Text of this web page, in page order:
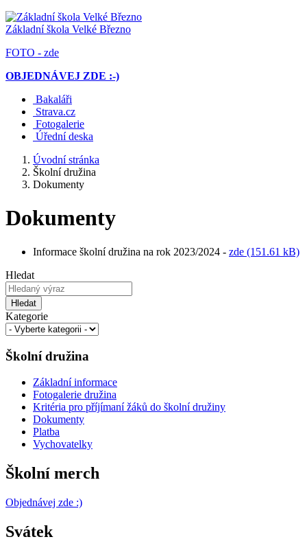
Základní škola Velké Březno
FOTO - zde
OBJEDNÁVEJ ZDE :-)
Bakaláři
Strava.cz
Fotogalerie
Úřední deska
Úvodní stránka
Školní družina
Dokumenty
Dokumenty
Informace školní družina na rok 2023/2024 - zde (151.61 kB)
Hledat
Hledat
Kategorie
Školní družina
Základní informace
Fotogalerie družina
Kritéria pro příjímaní žáků do školní družiny
Dokumenty
Platba
Vychovatelky
Školní merch
Objednávej zde :)
Svátek